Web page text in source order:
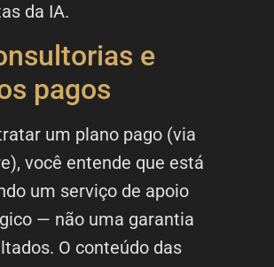
da IA.
e
pagos
um plano pago (via
você entende que está
um serviço de apoio
— não uma garantia
O conteúdo das